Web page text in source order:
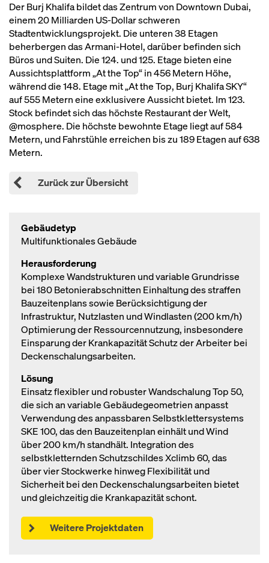
Der Burj Khalifa bildet das Zentrum von Downtown Dubai,
einem 20 Milliarden US-Dollar schweren
Stadtentwicklungsprojekt. Die unteren 38 Etagen
beherbergen das Armani-Hotel, darüber befinden sich
Büros und Suiten. Die 124. und 125. Etage bieten eine
Aussichtsplattform „At the Top“ in 456 Metern Höhe,
während die 148. Etage mit „At the Top, Burj Khalifa SKY“
auf 555 Metern eine exklusivere Aussicht bietet. Im 123.
Stock befindet sich das höchste Restaurant der Welt,
@mosphere. Die höchste bewohnte Etage liegt auf 584
Metern, und Fahrstühle erreichen bis zu 189 Etagen auf 638
Metern.
Zurück zur Übersicht
Gebäudetyp
Multifunktionales Gebäude
Herausforderung
Komplexe Wandstrukturen und variable Grundrisse
bei 180 Betonierabschnitten Einhaltung des straffen
Bauzeitenplans sowie Berücksichtigung der
Infrastruktur, Nutzlasten und Windlasten (200 km/h)
Optimierung der Ressourcennutzung, insbesondere
Einsparung der Krankapazität Schutz der Arbeiter bei
Deckenschalungsarbeiten.
Lösung
Einsatz flexibler und robuster Wandschalung Top 50,
die sich an variable Gebäudegeometrien anpasst
Verwendung des anpassbaren Selbstklettersystems
SKE 100, das den Bauzeitenplan einhält und Wind
über 200 km/h standhält. Integration des
selbstkletternden Schutzschildes Xclimb 60, das
über vier Stockwerke hinweg Flexibilität und
Sicherheit bei den Deckenschalungsarbeiten bietet
und gleichzeitig die Krankapazität schont.
Weitere Projektdaten